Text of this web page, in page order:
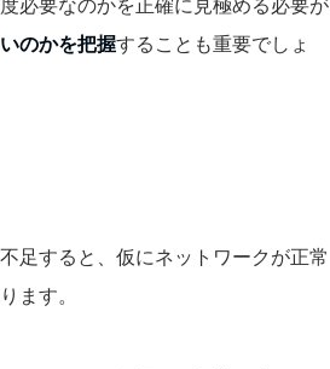
のかを把握することも重要でしょ
足すると、仮にネットワークが正常
ます。